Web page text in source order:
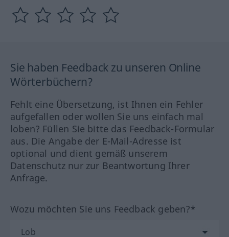
Sie haben Feedback zu unseren Online
Wörterbüchern?
Fehlt eine Übersetzung, ist Ihnen ein Fehler
aufgefallen oder wollen Sie uns einfach mal
loben? Füllen Sie bitte das Feedback-Formular
aus. Die Angabe der E-Mail-Adresse ist
optional und dient gemäß unserem
Datenschutz nur zur Beantwortung Ihrer
Anfrage.
Wozu möchten Sie uns Feedback geben?*